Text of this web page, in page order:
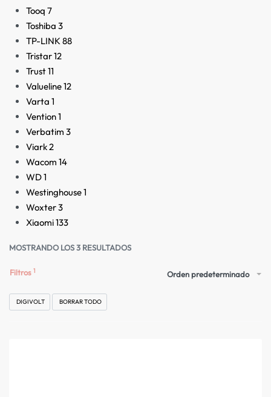
Tooq 7
Toshiba 3
TP-LINK 88
Tristar12
Trust11
Valueline12
Varta 1
Vention1
Verbatim 3
Viark2
Wacom 14
WD1
Westinghouse1
Woxter3
Xiaomi133
MOSTRANDO LOS 3 RESULTADOS
Orden predeterminado
Filtros
DIGIVOLT BORRAR TODO